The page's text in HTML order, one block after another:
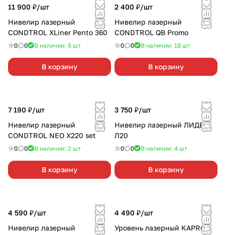
11 900 ₽/шт
Нивелир лазерный
CONDTROL XLiner Pento 360
0 0 В наличии: 6 шт
В корзину
2 400 ₽/шт
Нивелир лазерный
CONDTROL QB Promo
0 0 В наличии: 18 шт
В корзину
7 190 ₽/шт
Нивелир лазерный
CONDTROL NEO X220 set
0 0 В наличии: 2 шт
В корзину
3 750 ₽/шт
Нивелир лазерный ЛИДЕР
Л20
0 0 В наличии: 4 шт
В корзину
4 590 ₽/шт
Нивелир лазерный
4 490 ₽/шт
Уровень лазерный KAPRO